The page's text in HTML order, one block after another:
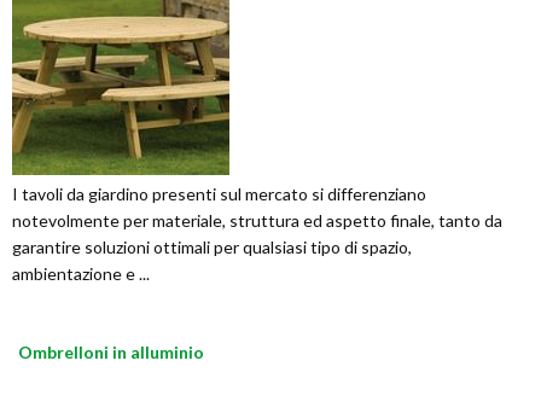
I tavoli da giardino presenti sul mercato si differenziano
notevolmente per materiale, struttura ed aspetto finale, tanto da
garantire soluzioni ottimali per qualsiasi tipo di spazio,
ambientazione e ...
Ombrelloni in alluminio